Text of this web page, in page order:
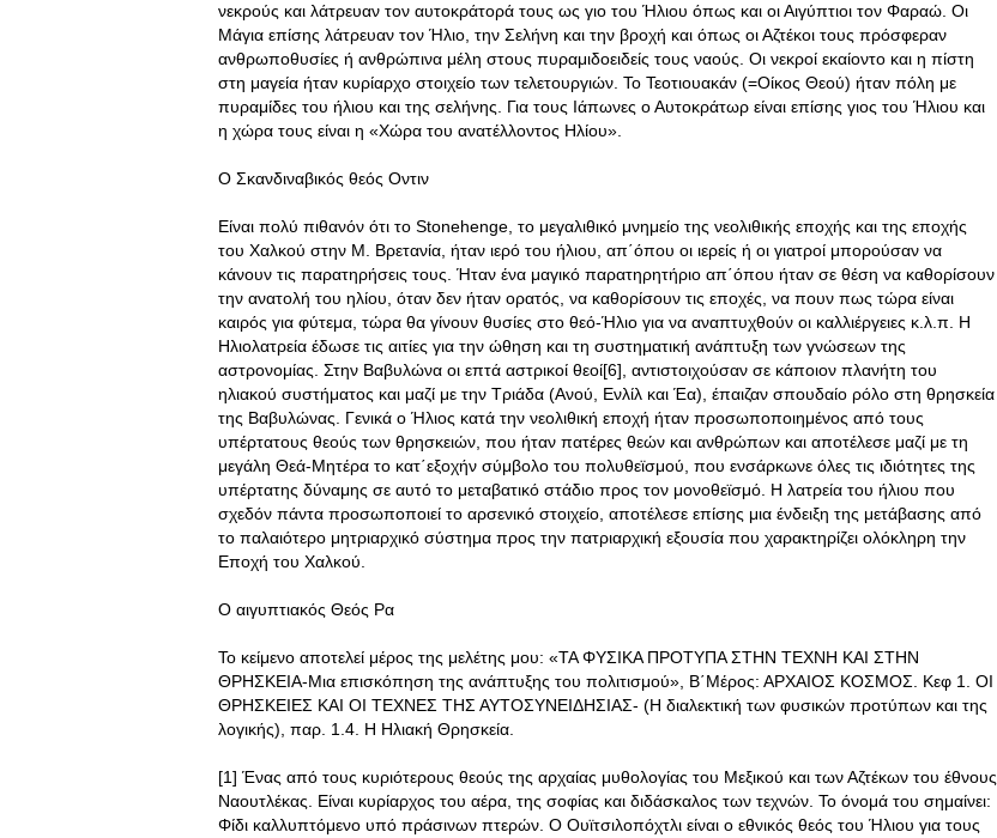
νεκρούς και λάτρευαν τον αυτοκράτορά τους ως γιο του Ήλιου όπως και οι Αιγύπτιοι τον Φαραώ. Οι
Μάγια επίσης λάτρευαν τον Ήλιο, την Σελήνη και την βροχή και όπως οι Αζτέκοι τους πρόσφεραν
ανθρωποθυσίες ή ανθρώπινα μέλη στους πυραμιδοειδείς τους ναούς. Οι νεκροί εκαίοντο και η πίστη
στη μαγεία ήταν κυρίαρχο στοιχείο των τελετουργιών. Το Τεοτιουακάν (=Οίκος Θεού) ήταν πόλη με
πυραμίδες του ήλιου και της σελήνης. Για τους Ιάπωνες ο Αυτοκράτωρ είναι επίσης γιος του Ήλιου και
η χώρα τους είναι η «Χώρα του ανατέλλοντος Ηλίου».
Ο Σκανδιναβικός θεός Οντιν
Είναι πολύ πιθανόν ότι το Stonehenge, το μεγαλιθικό μνημείο της νεολιθικής εποχής και της εποχής
του Χαλκού στην Μ. Βρετανία, ήταν ιερό του ήλιου, απ΄όπου οι ιερείς ή οι γιατροί μπορούσαν να
κάνουν τις παρατηρήσεις τους. Ήταν ένα μαγικό παρατηρητήριο απ΄όπου ήταν σε θέση να καθορίσουν
την ανατολή του ηλίου, όταν δεν ήταν ορατός, να καθορίσουν τις εποχές, να πουν πως τώρα είναι
καιρός για φύτεμα, τώρα θα γίνουν θυσίες στο θεό-Ήλιο για να αναπτυχθούν οι καλλιέργειες κ.λ.π. Η
Ηλιολατρεία έδωσε τις αιτίες για την ώθηση και τη συστηματική ανάπτυξη των γνώσεων της
αστρονομίας. Στην Βαβυλώνα οι επτά αστρικοί θεοί[6], αντιστοιχούσαν σε κάποιον πλανήτη του
ηλιακού συστήματος και μαζί με την Τριάδα (Ανού, Ενλίλ και Έα), έπαιζαν σπουδαίο ρόλο στη θρησκεία
της Βαβυλώνας. Γενικά ο Ήλιος κατά την νεολιθική εποχή ήταν προσωποποιημένος από τους
υπέρτατους θεούς των θρησκειών, που ήταν πατέρες θεών και ανθρώπων και αποτέλεσε μαζί με τη
μεγάλη Θεά-Μητέρα το κατ΄εξοχήν σύμβολο του πολυθεϊσμού, που ενσάρκωνε όλες τις ιδιότητες της
υπέρτατης δύναμης σε αυτό το μεταβατικό στάδιο προς τον μονοθεϊσμό. Η λατρεία του ήλιου που
σχεδόν πάντα προσωποποιεί το αρσενικό στοιχείο, αποτέλεσε επίσης μια ένδειξη της μετάβασης από
το παλαιότερο μητριαρχικό σύστημα προς την πατριαρχική εξουσία που χαρακτηρίζει ολόκληρη την
Εποχή του Χαλκού.
Ο αιγυπτιακός Θεός Ρα
Το κείμενο αποτελεί μέρος της μελέτης μου: «ΤΑ ΦΥΣΙΚΑ ΠΡΟΤΥΠΑ ΣΤΗΝ ΤΕΧΝΗ ΚΑΙ ΣΤΗΝ
ΘΡΗΣΚΕΙΑ-Μια επισκόπηση της ανάπτυξης του πολιτισμού», Β΄Μέρος: ΑΡΧΑΙΟΣ ΚΟΣΜΟΣ. Κεφ 1. ΟΙ
ΘΡΗΣΚΕΙΕΣ ΚΑΙ ΟΙ ΤΕΧΝΕΣ ΤΗΣ ΑΥΤΟΣΥΝΕΙΔΗΣΙΑΣ- (Η διαλεκτική των φυσικών προτύπων και της
λογικής), παρ. 1.4. Η Ηλιακή Θρησκεία.
[1] Ένας από τους κυριότερους θεούς της αρχαίας μυθολογίας του Μεξικού και των Αζτέκων του έθνους
Ναουτλέκας. Είναι κυρίαρχος του αέρα, της σοφίας και διδάσκαλος των τεχνών. Το όνομά του σημαίνει:
Φίδι καλλυπτόμενο υπό πράσινων πτερών. Ο Ουϊτσιλοπόχτλι είναι ο εθνικός θεός του Ήλιου για τους